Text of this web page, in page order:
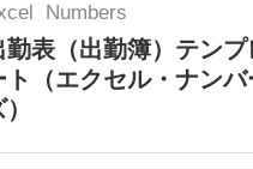
Numbers
勤表（出勤簿）テンプ
ト（エクセル・ナンバ